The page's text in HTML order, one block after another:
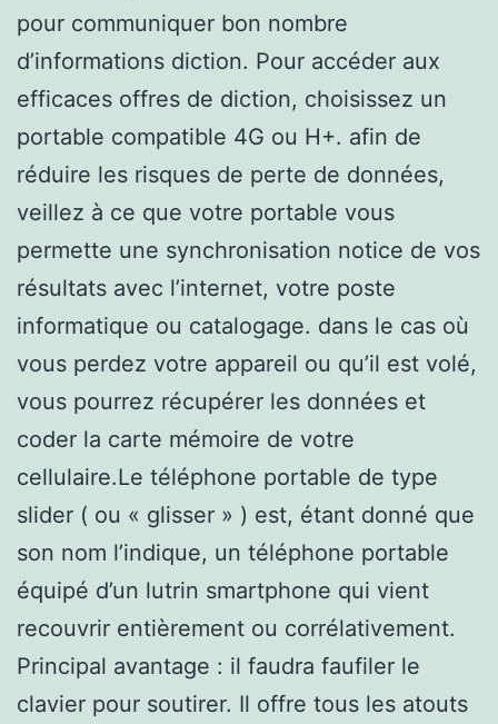
pour communiquer bon nombre
d’informations diction. Pour accéder aux
efficaces offres de diction, choisissez un
portable compatible 4G ou H+. afin de
réduire les risques de perte de données,
veillez à ce que votre portable vous
permette une synchronisation notice de vos
résultats avec l’internet, votre poste
informatique ou catalogage. dans le cas où
vous perdez votre appareil ou qu’il est volé,
vous pourrez récupérer les données et
coder la carte mémoire de votre
cellulaire.Le téléphone portable de type
slider ( ou « glisser » ) est, étant donné que
son nom l’indique, un téléphone portable
équipé d’un lutrin smartphone qui vient
recouvrir entièrement ou corrélativement.
Principal avantage : il faudra faufiler le
clavier pour soutirer. Il offre tous les atouts